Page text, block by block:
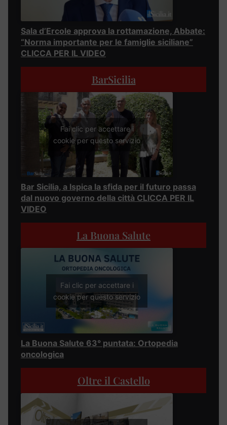
Sala d’Ercole approva la rottamazione, Abbate:
“Norma importante per le famiglie siciliane”
CLICCA PER IL VIDEO
BarSicilia
Fai clic per accettare i
cookie per questo servizio
Bar Sicilia, a Ispica la sfida per il futuro passa
dal nuovo governo della città CLICCA PER IL
VIDEO
La Buona Salute
Fai clic per accettare i
cookie per questo servizio
La Buona Salute 63° puntata: Ortopedia
oncologica
Oltre il Castello